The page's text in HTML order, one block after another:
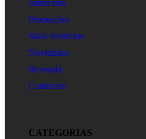
Sobre nós
Promoções
Mais Vendidos
Novidades
Revenda
Contactos
CATEGORIAS